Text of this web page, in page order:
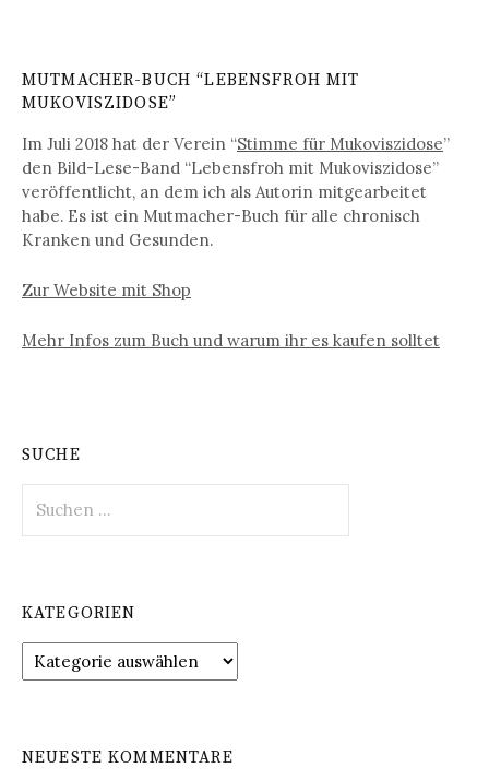
t
i
o
n
MUTMACHER-BUCH “LEBENSFROH MIT
MUKOVISZIDOSE”
Im Juli 2018 hat der Verein “Stimme für Mukoviszidose”
den Bild-Lese-Band “Lebensfroh mit Mukoviszidose”
veröffentlicht, an dem ich als Autorin mitgearbeitet
habe. Es ist ein Mutmacher-Buch für alle chronisch
Kranken und Gesunden.
Zur Website mit Shop
Mehr Infos zum Buch und warum ihr es kaufen solltet
SUCHE
n
n
KATEGORIEN
a
g
NEUESTE KOMMENTARE